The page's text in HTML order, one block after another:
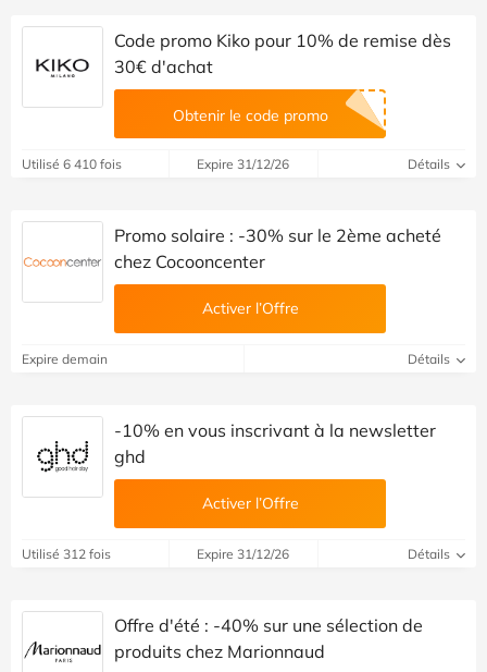
Code promo Kiko pour 10% de remise dès
30€ d'achat
Obtenir le code promo
Utilisé 6 410 fois Expire 31/12/26 Détails
Promo solaire : -30% sur le 2ème acheté
chez Cocooncenter
Activer l’Offre
Expire demain Détails
-10% en vous inscrivant à la newsletter
ghd
Activer l’Offre
Utilisé 312 fois Expire 31/12/26 Détails
Offre d'été : -40% sur une sélection de
produits chez Marionnaud